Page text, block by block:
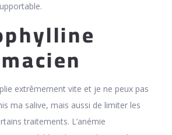
extrêmement vite et je ne peux pas
ma salive, mais aussi de limiter les
traitements. L’anémie